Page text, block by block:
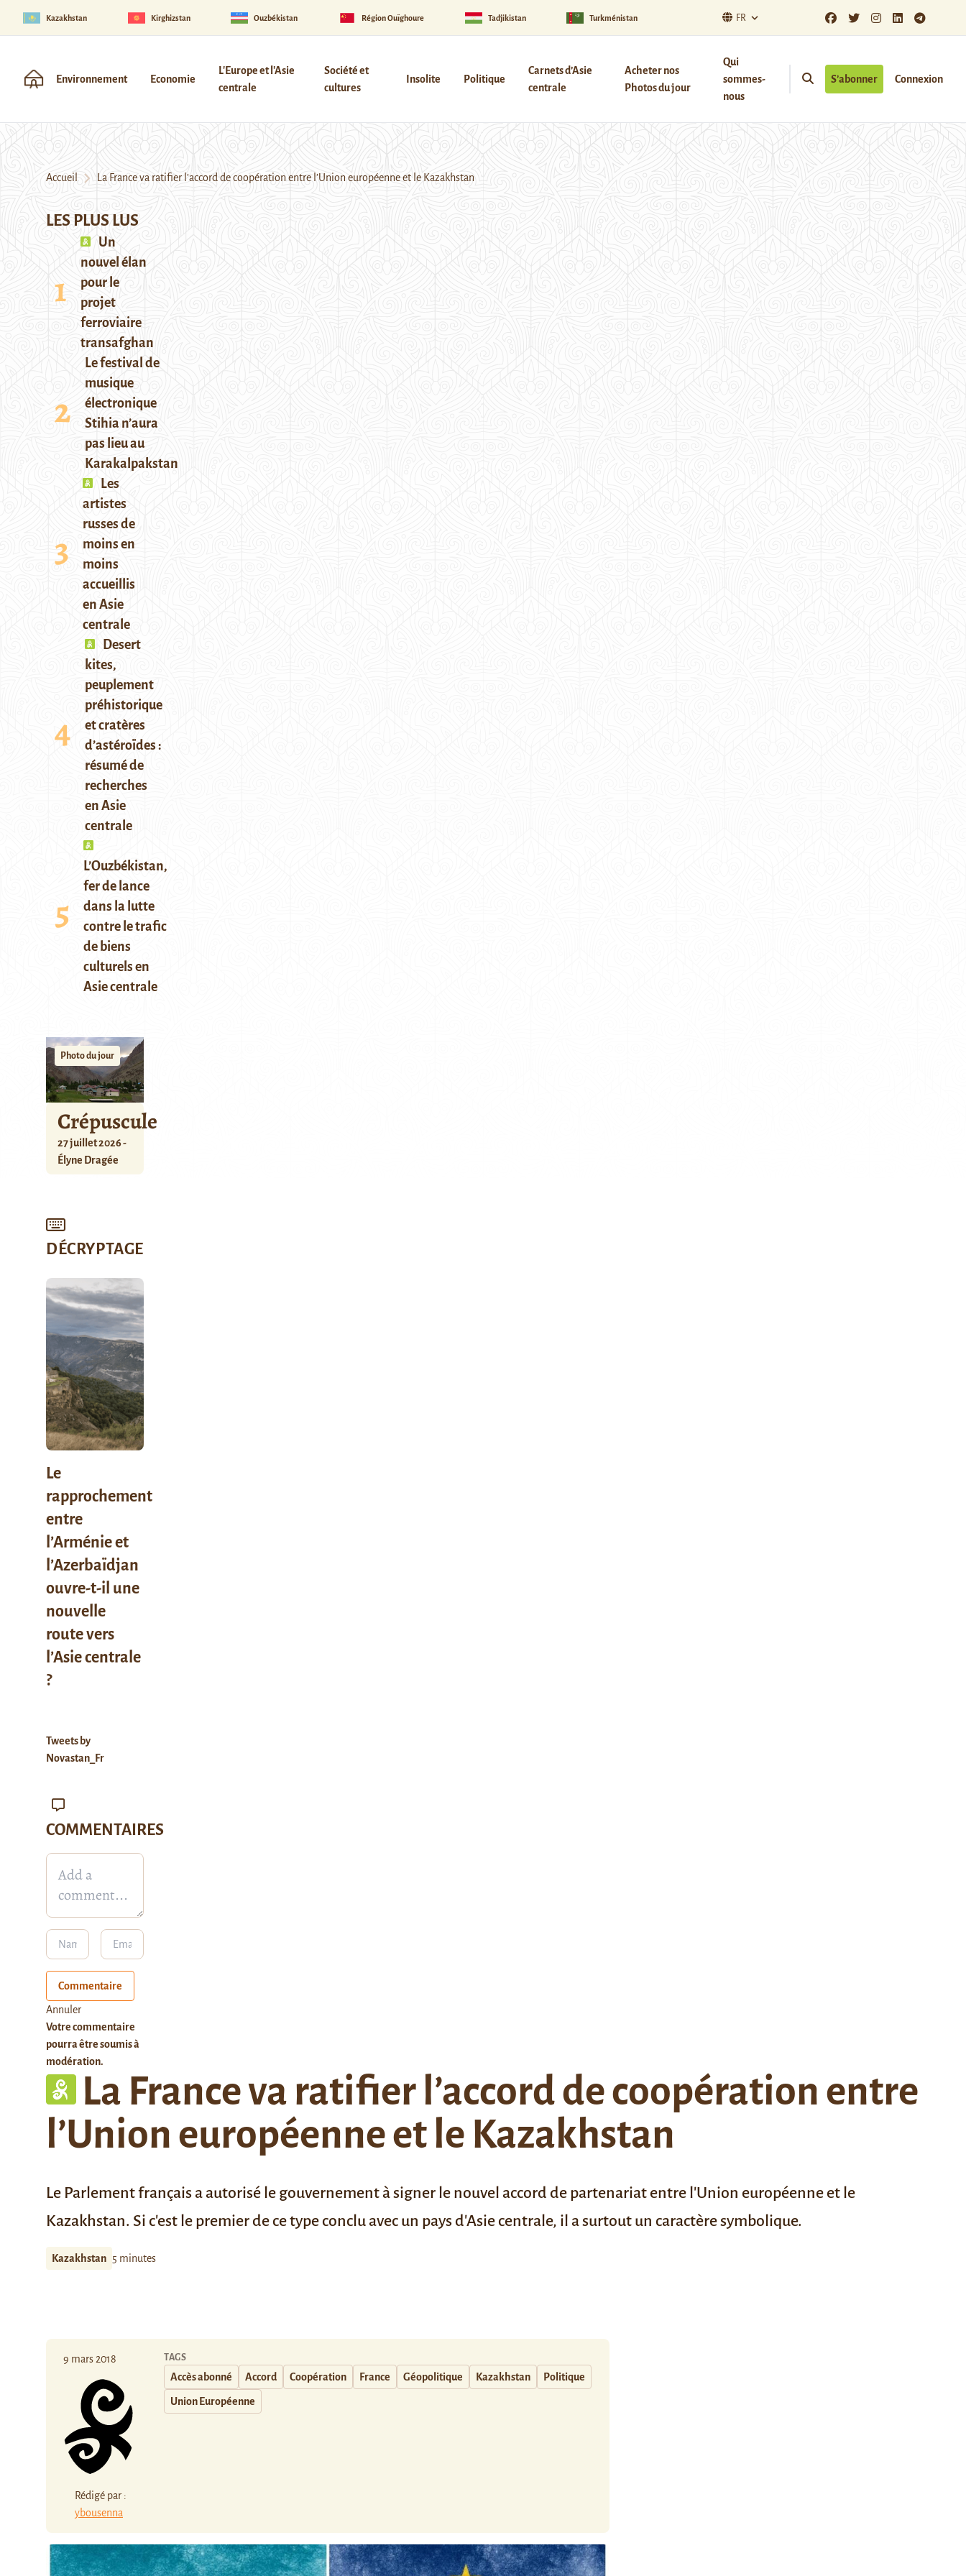
Kazakhstan Kirghizstan Ouzbékistan Région Ouïghoure Tadjikistan Turkménistan FR
Environnement Economie
L'Europe et l'Asie
centrale
Société et
cultures
Insolite Politique
Carnets d’Asie
centrale
Acheter nos
Photos du jour
Qui
sommes-
nous
S’abonner Connexion
Accueil La France va ratifier l’accord de coopération entre l’Union européenne et le Kazakhstan
La France va ratifier l’accord de coopération entre
l’Union européenne et le Kazakhstan
Le Parlement français a autorisé le gouvernement à signer le nouvel accord de partenariat entre l'Union européenne et le
Kazakhstan. Si c'est le premier de ce type conclu avec un pays d'Asie centrale, il a surtout un caractère symbolique.
Kazakhstan 5 minutes
9 mars 2018
Rédigé par :
ybousenna
TAGS
Accès abonné Accord Coopération France Géopolitique Kazakhstan Politique
Union Européenne
LES PLUS LUS
Un
nouvel élan
pour le
projet
ferroviaire
transafghan
Le festival de
musique
électronique
Stihia n’aura
pas lieu au
Karakalpakstan
Les
artistes
russes de
moins en
moins
accueillis
en Asie
centrale
Desert
kites,
peuplement
préhistorique
et cratères
d’astéroïdes :
résumé de
recherches
en Asie
centrale
L’Ouzbékistan,
fer de lance
dans la lutte
contre le trafic
de biens
culturels en
Asie centrale
Photo du jour
Crépuscule
27 juillet 2026 -
Élyne Dragée
DÉCRYPTAGE
Le
rapprochement
entre
l’Arménie et
l’Azerbaïdjan
ouvre-t-il une
nouvelle
route vers
l’Asie centrale
?
Tweets by
Novastan_Fr
COMMENTAIRES
Commentaire
Annuler
Votre commentaire
pourra être soumis à
modération.